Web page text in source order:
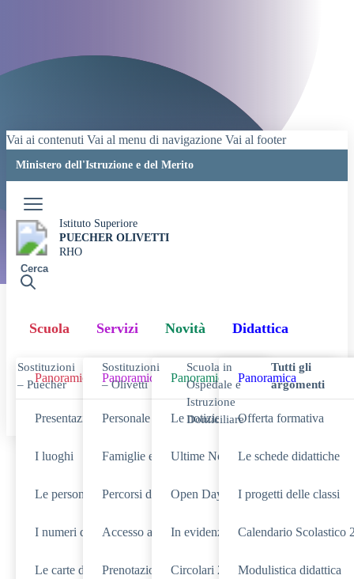
Vai ai contenuti Vai al menu di navigazione Vai al footer
Ministero dell'Istruzione e del Merito
Istituto Superiore
PUECHER OLIVETTI
RHO
Cerca
Scuola
Panoramica
Presentazione
I luoghi
Le persone
I numeri della scuola
Le carte della scuola
Servizi
Panoramica
Personale scolastico
Famiglie e studenti
Percorsi di studio
Accesso agli Atti
Prenotazioni colloqui – Sede Olivetti
Novità
Panoramica
Le notizie
Ultime Novità
Open Day 2025/26
In evidenza
Circolari 2025 - 2026
Didattica
Panoramica
Offerta formativa
Le schede didattiche
I progetti delle classi
Calendario Scolastico
Modulistica didattica
Sostituzioni
– Puecher
Sostituzioni
– Olivetti
Scuola in
Ospedale e
Istruzione
Domiciliare
Tutti gli
argomenti
Cerca